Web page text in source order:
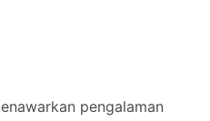
pengalaman